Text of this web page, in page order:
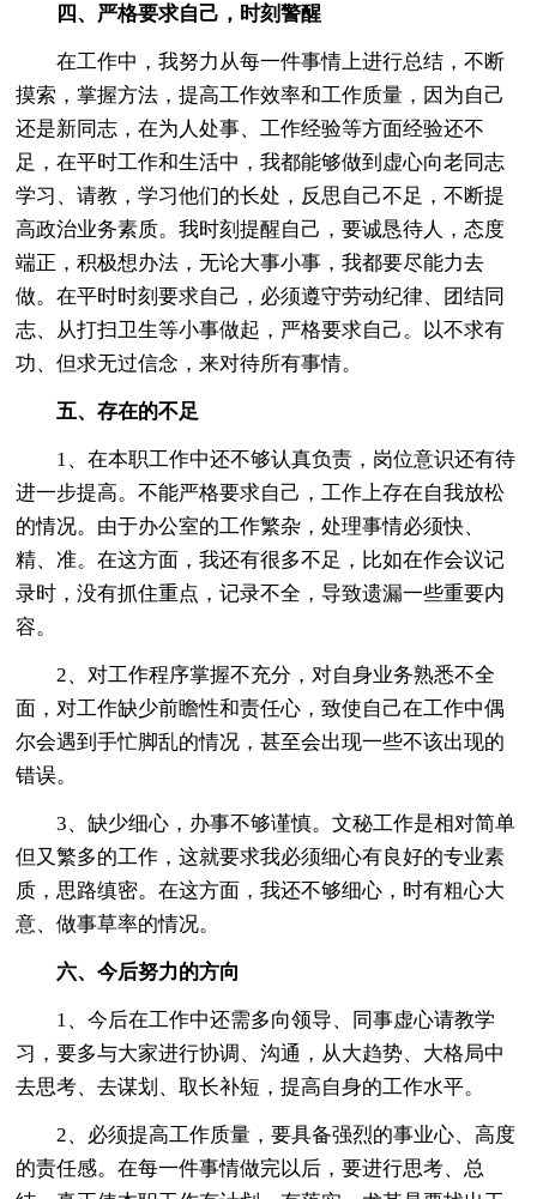
四、严格要求自己，时刻警醒
在工作中，我努力从每一件事情上进行总结，不断
摸索，掌握方法，提高工作效率和工作质量，因为自己
还是新同志，在为人处事、工作经验等方面经验还不
足，在平时工作和生活中，我都能够做到虚心向老同志
学习、请教，学习他们的长处，反思自己不足，不断提
高政治业务素质。我时刻提醒自己，要诚恳待人，态度
端正，积极想办法，无论大事小事，我都要尽能力去
做。在平时时刻要求自己，必须遵守劳动纪律、团结同
志、从打扫卫生等小事做起，严格要求自己。以不求有
功、但求无过信念，来对待所有事情。
五、存在的不足
1、在本职工作中还不够认真负责，岗位意识还有待
进一步提高。不能严格要求自己，工作上存在自我放松
的情况。由于办公室的工作繁杂，处理事情必须快、
精、准。在这方面，我还有很多不足，比如在作会议记
录时，没有抓住重点，记录不全，导致遗漏一些重要内
容。
2、对工作程序掌握不充分，对自身业务熟悉不全
面，对工作缺少前瞻性和责任心，致使自己在工作中偶
尔会遇到手忙脚乱的情况，甚至会出现一些不该出现的
错误。
3、缺少细心，办事不够谨慎。文秘工作是相对简单
但又繁多的工作，这就要求我必须细心有良好的专业素
质，思路缜密。在这方面，我还不够细心，时有粗心大
意、做事草率的情况。
六、今后努力的方向
1、今后在工作中还需多向领导、同事虚心请教学
习，要多与大家进行协调、沟通，从大趋势、大格局中
去思考、去谋划、取长补短，提高自身的工作水平。
2、必须提高工作质量，要具备强烈的事业心、高度
的责任感。在每一件事情做完以后，要进行思考、总